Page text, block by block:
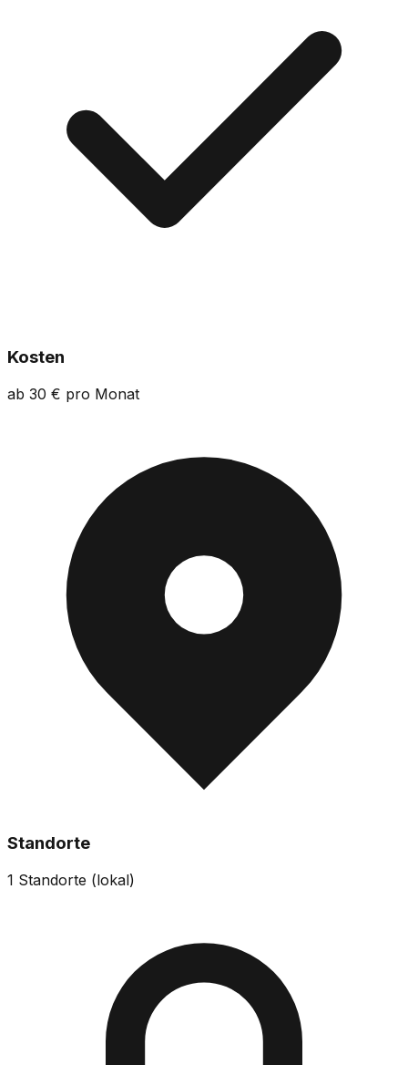
Kosten
ab 30 € pro Monat
Standorte
1 Standorte (lokal)